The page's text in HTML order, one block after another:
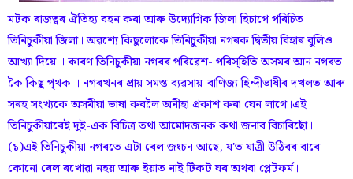
মটক ৰাজত্বৰ ঐতিহ্য বহন কৰা আৰু উদ্যোগিক জিলা হিচাপে পৰিচিত
তিনিচুকীয়া জিলা। অৱশ্যে কিছুলোকে তিনিচুকীয়া নগৰক দ্বিতীয় বিহাৰ বুলিও
আখ্যা দিয়ে । কাৰণ তিনিচুকীয়া নগৰৰ পৰিৱেশ- পৰিস্হিতি অসমৰ আন নগৰত
কৈ কিছু পৃথক । নগৰখনৰ প্ৰায় সমস্ত ব্যৱসায়-বাণিজ্য হিন্দীভাষীৰ দখলত আৰু
সৰহ সংখ্যকে অসমীয়া ভাষা কবলৈ অনীহা প্ৰকাশ কৰা যেন লাগে।এই
তিনিচুকীয়াৰেই দুই-এক বিচিত্ৰ তথা আমোদজনক কথা জনাব বিচাৰিছোঁ।
(১)এই তিনিচুকীয়া নগৰতে এটা ৰেল জংচন আছে, য'ত যাত্ৰী উঠিবৰ বাবে
কোনো ৰেল ৰখোৱা নহয় আৰু ইয়াত নাই টিকট ঘৰ অথবা প্লেটফৰ্ম।